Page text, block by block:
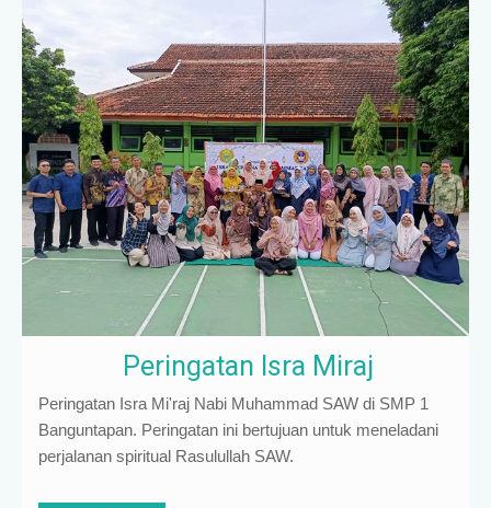
Peringatan Isra Miraj
Peringatan Isra Mi'raj Nabi Muhammad SAW di SMP 1
Banguntapan. Peringatan ini bertujuan untuk meneladani
perjalanan spiritual Rasulullah SAW.